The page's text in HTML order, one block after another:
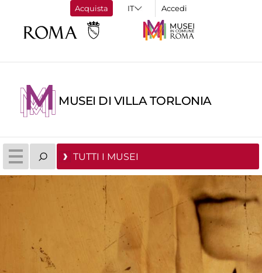
Acquista Accedi
MUSEI DI VILLA TORLONIA
TUTTI I MUSEI